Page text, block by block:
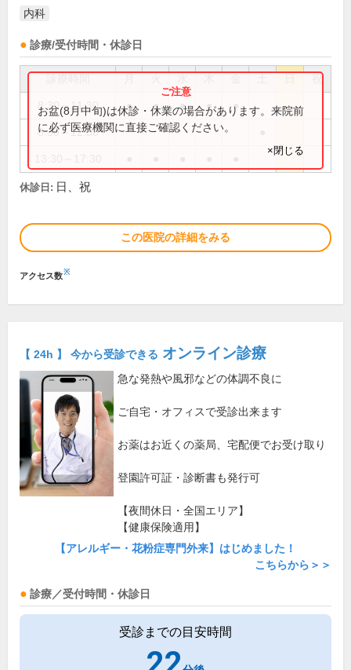
内科
診療/受付時間・休診日
祝
8:30～11:30 ● ● ● ● ●
8:30～12:30
お盆(8月中旬)は休診・休業の場合があります。来院前
に必ず医療機関に直接ご確認ください。
×閉じる
休診日: 日、祝
この医院の詳細をみる
アクセス数※
【 24h 】 今から受診できる オンライン診療
急な発熱や風邪などの体調不良に
ご自宅・オフィスで受診出来ます
お薬はお近くの薬局、宅配便でお受け取り
登園許可証・診断書も発行可
【夜間休日・全国エリア】
【健康保険適用】
【アレルギー・花粉症専門外来】はじめました！
こちらから＞＞
診療／受付時間・休診日
受診までの目安時間